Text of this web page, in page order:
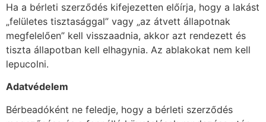
Ha a bérleti szerződés kifejezetten előírja, hogy a lakást
„felületes tisztasággal” vagy „az átvett állapotnak
megfelelően” kell visszaadnia, akkor azt rendezett és
tiszta állapotban kell elhagynia. Az ablakokat nem kell
lepucolni.
Adatvédelem
Bérbeadóként ne feledje, hogy a bérleti szerződés